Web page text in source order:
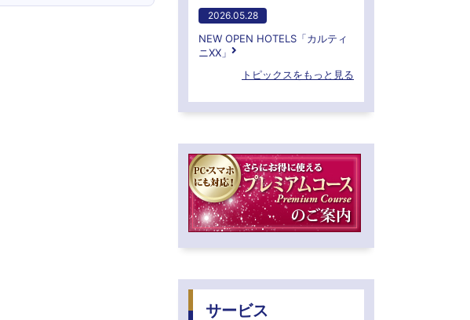
2026.05.28
NEW OPEN HOTELS「カルティ
ニXX」
トピックスをもっと見る
サービス